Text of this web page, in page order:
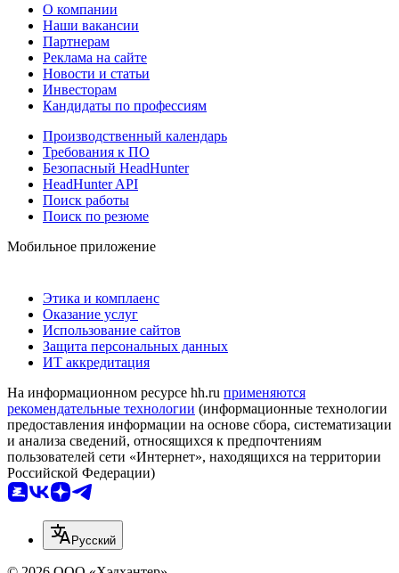
О компании
Наши вакансии
Партнерам
Реклама на сайте
Новости и статьи
Инвесторам
Кандидаты по профессиям
Производственный календарь
Требования к ПО
Безопасный HeadHunter
HeadHunter API
Поиск работы
Поиск по резюме
Мобильное приложение
Этика и комплаенс
Оказание услуг
Использование сайтов
Защита персональных данных
ИТ аккредитация
На информационном ресурсе hh.ru применяются
рекомендательные технологии (информационные технологии
предоставления информации на основе сбора, систематизации
и анализа сведений, относящихся к предпочтениям
пользователей сети «Интернет», находящихся на территории
Российской Федерации)
Русский